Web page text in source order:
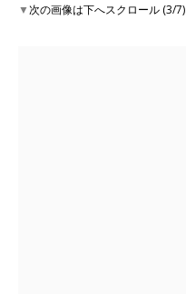
▼次の画像は下へスクロール (3/7)